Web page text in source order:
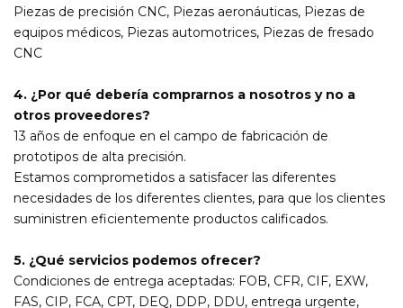
Piezas de precisión CNC, Piezas aeronáuticas, Piezas de
equipos médicos, Piezas automotrices, Piezas de fresado
CNC
4. ¿Por qué debería comprarnos a nosotros y no a
otros proveedores?
13 años de enfoque en el campo de fabricación de
prototipos de alta precisión.
Estamos comprometidos a satisfacer las diferentes
necesidades de los diferentes clientes, para que los clientes
suministren eficientemente productos calificados.
5. ¿Qué servicios podemos ofrecer?
Condiciones de entrega aceptadas: FOB, CFR, CIF, EXW,
FAS, CIP, FCA, CPT, DEQ, DDP, DDU, entrega urgente,